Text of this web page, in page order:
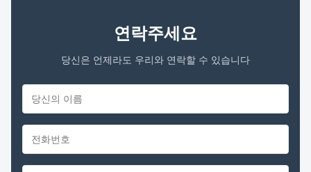
연락주세요
당신은 언제라도 우리와 연락할 수 있습니다